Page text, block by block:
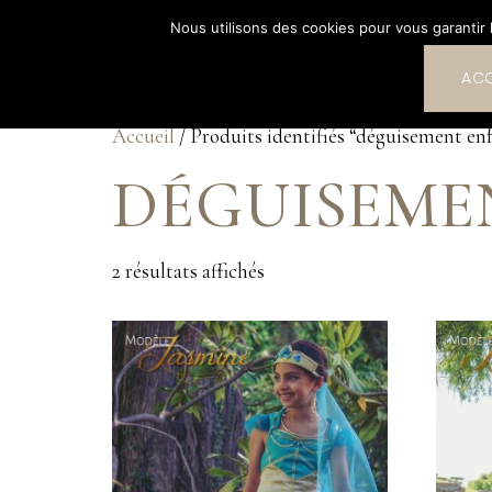
Accueil/ Produits identifiés “déguisement
2 résultats affichés
Nous utilisons des cookies pour vous